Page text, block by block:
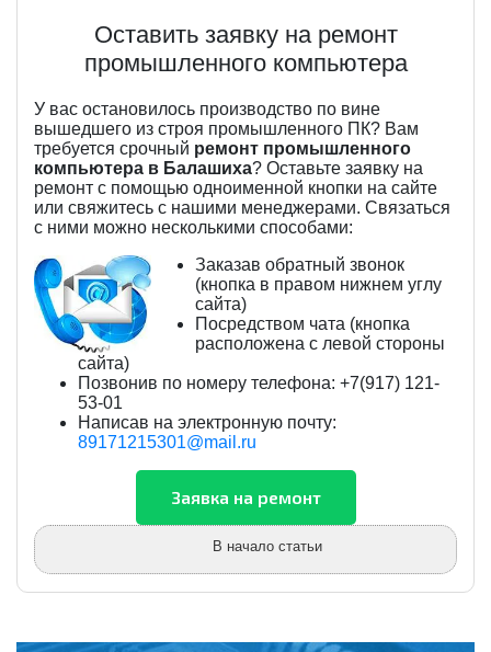
Оставить заявку на ремонт
промышленного компьютера
У вас остановилось производство по вине
вышедшего из строя промышленного ПК? Вам
требуется срочный ремонт промышленного
компьютера в Балашиха? Оставьте заявку на
ремонт с помощью одноименной кнопки на сайте
или свяжитесь с нашими менеджерами. Связаться
с ними можно несколькими способами:
Заказав обратный звонок
(кнопка в правом нижнем углу
сайта)
Посредством чата (кнопка
расположена с левой стороны
сайта)
Позвонив по номеру телефона: +7(917) 121-
53-01
Написав на электронную почту:
89171215301@mail.ru
В начало статьи